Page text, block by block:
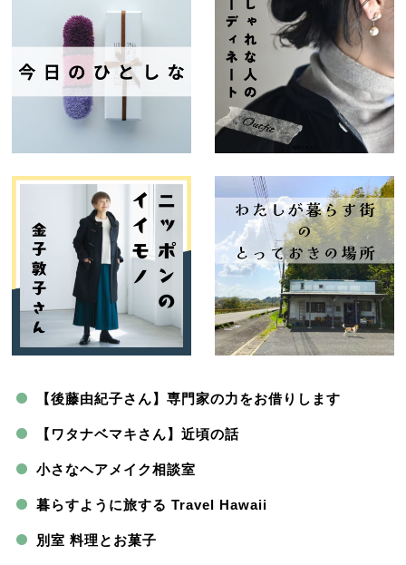
【後藤由紀子さん】専門家の力をお借りします
【ワタナベマキさん】近頃の話
小さなヘアメイク相談室
暮らすように旅する Travel Hawaii
別室 料理とお菓子